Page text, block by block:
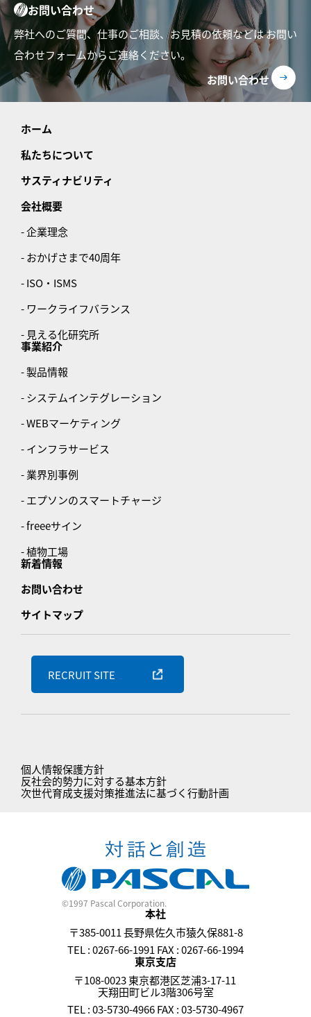
お問い合わせ
弊社へのご質問、仕事のご相談、お見積の依頼などはお問い
合わせフォームからご連絡ください。
お問い合わせ
ホーム
私たちについて
サスティナビリティ
会社概要
- 企業理念
- おかげさまで40周年
- ISO・ISMS
- ワークライフバランス
- 見える化研究所
事業紹介
- 製品情報
- システムインテグレーション
- WEBマーケティング
- インフラサービス
- 業界別事例
- エプソンのスマートチャージ
- freeeサイン
- 植物工場
新着情報
お問い合わせ
サイトマップ
RECRUIT SITE
個人情報保護方針
反社会的勢力に対する基本方針
次世代育成支援対策推進法に基づく行動計画
©1997 Pascal Corporation.
本社
〒385-0011 長野県佐久市猿久保881-8
TEL : 0267-66-1991 FAX : 0267-66-1994
東京支店
〒108-0023 東京都港区芝浦3-17-11
天翔田町ビル3階306号室
TEL : 03-5730-4966 FAX : 03-5730-4967